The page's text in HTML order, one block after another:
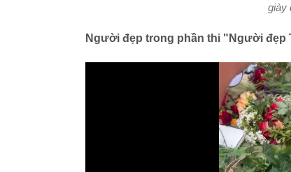
giày
Người đẹp trong phần thi "Người đẹp